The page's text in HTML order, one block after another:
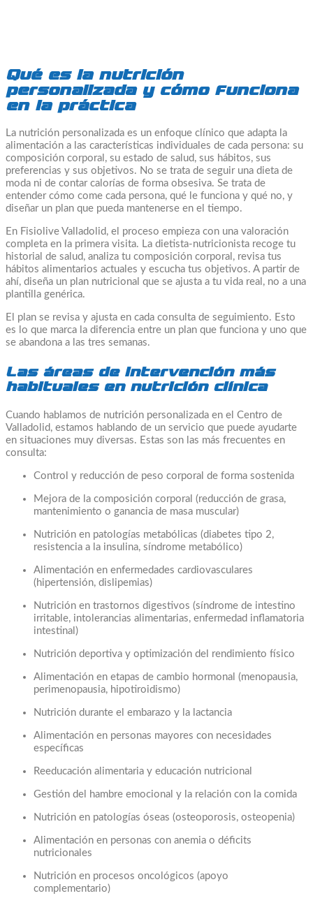
Qué es la nutrición
personalizada y cómo funciona
en la práctica
La nutrición personalizada es un enfoque clínico que adapta la
alimentación a las características individuales de cada persona: su
composición corporal, su estado de salud, sus hábitos, sus
preferencias y sus objetivos. No se trata de seguir una dieta de
moda ni de contar calorías de forma obsesiva. Se trata de
entender cómo come cada persona, qué le funciona y qué no, y
diseñar un plan que pueda mantenerse en el tiempo.
En Fisiolive Valladolid, el proceso empieza con una valoración
completa en la primera visita. La dietista-nutricionista recoge tu
historial de salud, analiza tu composición corporal, revisa tus
hábitos alimentarios actuales y escucha tus objetivos. A partir de
ahí, diseña un plan nutricional que se ajusta a tu vida real, no a una
plantilla genérica.
El plan se revisa y ajusta en cada consulta de seguimiento. Esto
es lo que marca la diferencia entre un plan que funciona y uno que
se abandona a las tres semanas.
Las áreas de intervención más
habituales en nutrición clínica
Cuando hablamos de nutrición personalizada en el Centro de
Valladolid, estamos hablando de un servicio que puede ayudarte
en situaciones muy diversas. Estas son las más frecuentes en
consulta:
Control y reducción de peso corporal de forma sostenida
Mejora de la composición corporal (reducción de grasa,
mantenimiento o ganancia de masa muscular)
Nutrición en patologías metabólicas (diabetes tipo 2,
resistencia a la insulina, síndrome metabólico)
Alimentación en enfermedades cardiovasculares
(hipertensión, dislipemias)
Nutrición en trastornos digestivos (síndrome de intestino
irritable, intolerancias alimentarias, enfermedad inflamatoria
intestinal)
Nutrición deportiva y optimización del rendimiento físico
Alimentación en etapas de cambio hormonal (menopausia,
perimenopausia, hipotiroidismo)
Nutrición durante el embarazo y la lactancia
Alimentación en personas mayores con necesidades
específicas
Reeducación alimentaria y educación nutricional
Gestión del hambre emocional y la relación con la comida
Nutrición en patologías óseas (osteoporosis, osteopenia)
Alimentación en personas con anemia o déficits
nutricionales
Nutrición en procesos oncológicos (apoyo
complementario)